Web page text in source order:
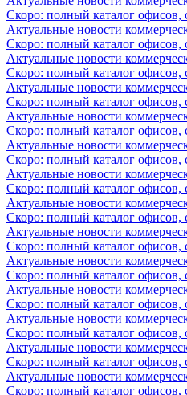
Скоро: полный каталог офисов,
Актуальные новости
Скоро: полный каталог офисов,
Актуальные новости
Скоро: полный каталог офисов,
Актуальные новости
Скоро: полный каталог офисов,
Актуальные новости
Скоро: полный каталог офисов,
Актуальные новости
Скоро: полный каталог офисов,
Актуальные новости
Скоро: полный каталог офисов,
Актуальные новости
Скоро: полный каталог офисов,
Актуальные новости
Скоро: полный каталог офисов,
Актуальные новости
Скоро: полный каталог офисов,
Актуальные новости
Скоро: полный каталог офисов,
Актуальные новости
Скоро: полный каталог офисов,
Актуальные новости
Скоро: полный каталог офисов,
Актуальные новости
Скоро: полный каталог офисов,